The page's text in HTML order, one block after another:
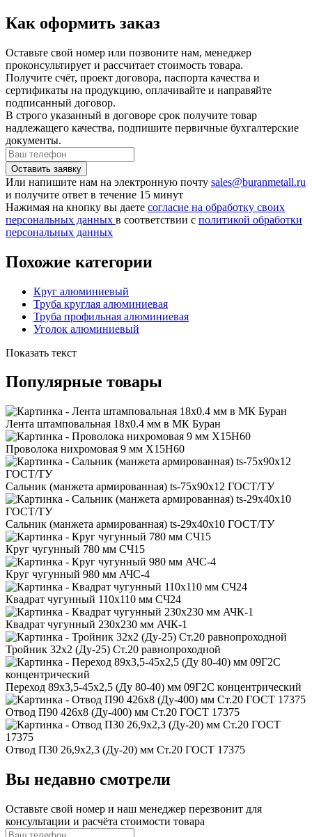
Как оформить заказ
Оставьте свой номер или позвоните нам, менеджер
проконсультирует и рассчитает стоимость товара.
Получите счёт, проект договора, паспорта качества и
сертификаты на продукцию, оплачивайте и направяйте
подписанный договор.
В строго указанный в договоре срок получите товар
надлежащего качества, подпишите первичные бухгалтерские
документы.
Или напишите нам на электронную почту sales@buranmetall.ru
и получите ответ в течение 15 минут
Нажимая на кнопку вы даете согласие на обработку своих
персональных данных в соответствии с политикой обработки
персональных данных
Похожие категории
Круг алюминиевый
Труба круглая алюминиевая
Труба профильная алюминиевая
Уголок алюминиевый
Показать текст
Популярные товары
Лента штамповальная 18x0.4 мм в МК Буран
Проволока нихромовая 9 мм Х15Н60
Сальник (манжета армированная) ts-75x90x12 ГОСТ/ТУ
Сальник (манжета армированная) ts-29x40x10 ГОСТ/ТУ
Круг чугунный 780 мм СЧ15
Круг чугунный 980 мм АЧС-4
Квадрат чугунный 110x110 мм СЧ24
Квадрат чугунный 230x230 мм АЧК-1
Тройник 32x2 (Ду-25) Ст.20 равнопроходной
Переход 89x3,5-45x2,5 (Ду 80-40) мм 09Г2С концентрический
Отвод П90 426x8 (Ду-400) мм Ст.20 ГОСТ 17375
Отвод П30 26,9x2,3 (Ду-20) мм Ст.20 ГОСТ 17375
Вы недавно смотрели
Оставьте свой номер и наш менеджер перезвонит для
консультации и расчёта стоимости товара